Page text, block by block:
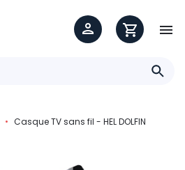

Casque TV sans fil - HEL DOLFIN